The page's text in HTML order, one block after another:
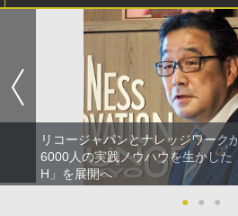
リコージャパンとナレッジワーク
6000人の実践ノウハウを生かした
H」を展開へ
●
● ●